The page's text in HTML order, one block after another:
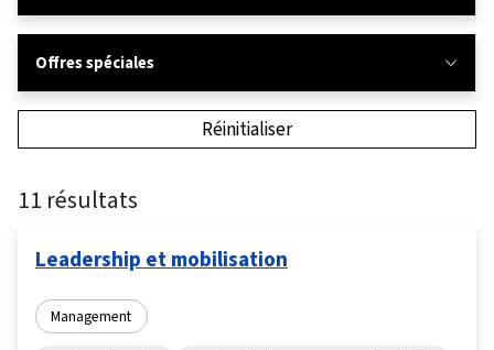
Offres spéciales
Réinitialiser
11 résultats
Leadership et mobilisation
Management